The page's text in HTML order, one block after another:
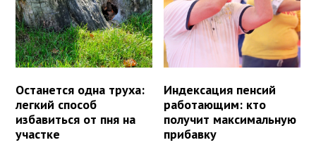
Останется одна труха:
легкий способ
избавиться от пня на
участке
Индексация пенсий
работающим: кто
получит максимальную
прибавку